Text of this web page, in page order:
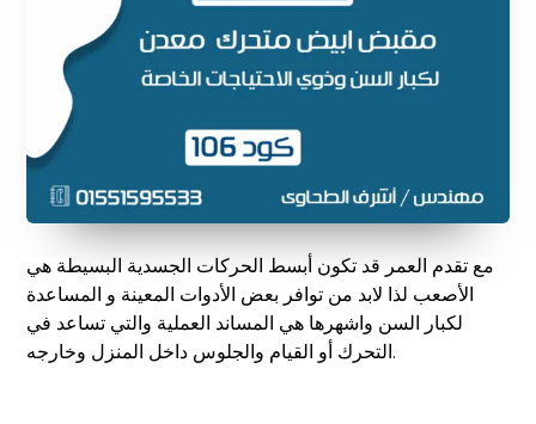
مع تقدم العمر قد تكون أبسط الحركات الجسدية البسيطة هي
الأصعب لذا لابد من توافر بعض الأدوات المعينة و المساعدة
لكبار السن واشهرها هي المساند العملية والتي تساعد في
التحرك أو القيام والجلوس داخل المنزل وخارجه.